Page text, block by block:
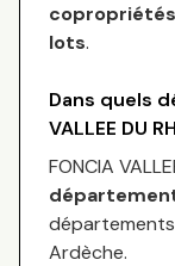
copropriétés
lots.
Dans quels
VALLEE DU
FONCIA
Ardèche.